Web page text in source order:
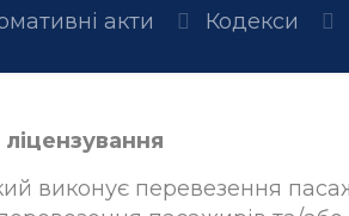
акти Кодекси
виконує перевезення